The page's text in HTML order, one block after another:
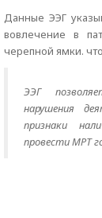
Данные ЭЭГ
вовлечение в
черепной ямки.
ЭЭГ
нарушения
признаки
провести МРТ